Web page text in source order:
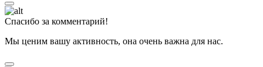
Спасибо за комментарий!
Мы ценим вашу активность, она очень важна для нас.